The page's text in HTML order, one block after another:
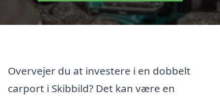
Overvejer du at investere i en dobbelt
carport i Skibbild? Det kan være en